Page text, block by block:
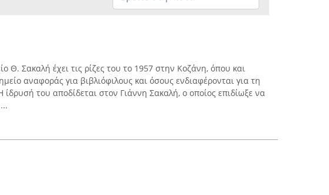
Θ. Σακαλή έχει τις ρίζες του το 1957 στην Κοζάνη, όπου και
αναφοράς για βιβλιόφιλους και όσους ενδιαφέρονται για τη
ίδρυσή του αποδίδεται στον Γιάννη Σακαλή, ο οποίος επιδίωξε να